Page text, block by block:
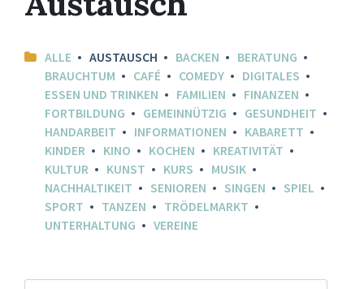
ALLE AUSTAUSCH BACKEN
BERATUNG
BRAUCHTUM
CAFÉ COMEDY
DIGITALES
ESSEN UND TRINKEN
FAMILIEN
FINANZEN
FORTBILDUNG
GEMEINNÜTZIG
GESUNDHEIT
HANDARBEIT
INFORMATIONEN
KABARETT
KINDER
KINO KOCHEN
KREATIVITÄT
KULTUR
KUNST KURS
MUSIK
NACHHALTIKEIT
SENIOREN SINGEN
SPIEL
SPORT
TANZEN
TRÖDELMARKT
UNTERHALTUNG
VEREINE